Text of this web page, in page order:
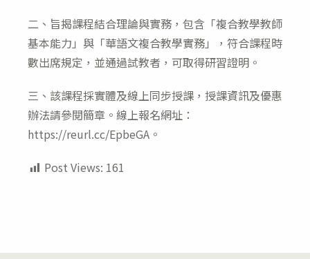
二、旨揭課程結合理論與實務，包含「複合教學教師
基本能力」與「華語文複合教學實務」，符合課程時
數出席規定，並通過試教者，可取得研習證明。
三、該課程採實體及線上同步授課，授課資訊及優惠
辦法請參閱簡章。線上報名網址：
https://reurl.cc/EpbeGA。
Post Views: 161